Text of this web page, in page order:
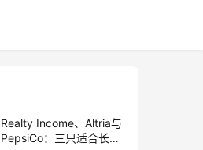
Realty Income、Altria与
PepsiCo：三只适合长期